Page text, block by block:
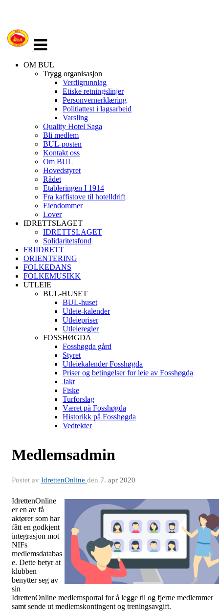
navigasjon
OM BUL
Trygg organisasjon
Verdigrunnlag
Etiske retningslinjer
Personvernerklæring
Politiattest i lagsarbeid
Varsling
Quality Hotel Saga
Bli medlem
BUL-posten
Kontakt oss
Om BUL
Hovedstyret
Rådet
Etableringen I 1914
Fra kaffistove til hotelldrift
Eiendommer
Lover
IDRETTSLAGET
IDRETTSLAGET
Solidaritetsfond
FRIIDRETT
ORIENTERING
FOLKEDANS
FOLKEMUSIKK
UTLEIE
BUL-HUSET
BUL-huset
Utleie-kalender
Utleiepriser
Utleieregler
FOSSHØGDA
Fosshøgda gård
Styret
Utleiekalender Fosshøgda
Priser og betingelser for leie av Fosshøgda
Jakt
Fiske
Turforslag
Været på Fosshøgda
Historikk på Fosshøgda
Vedtekter
Medlemsadmin
Postet av IdrettenOnline den 7. apr 2020
IdrettenOnline
er en av få
aktører som har
fått en godkjent
integrasjon mot
NIFs
medlemsdatabas
e. Dette betyr at
klubben
benytter seg av
sin
IdrettenOnline medlemsportal for å legge til og fjerne medlemmer
samt sende ut medlemskontingent og treningsavgift.